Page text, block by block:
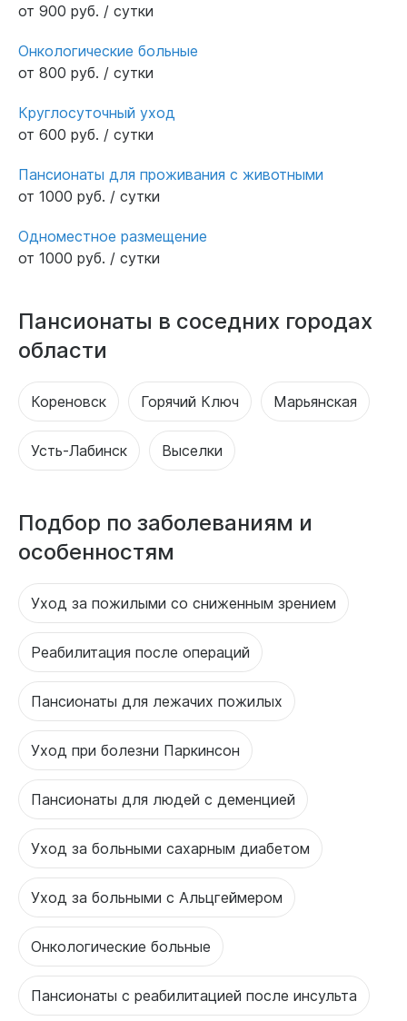
от 900 руб. / сутки
Онкологические больные
от 800 руб. / сутки
Круглосуточный уход
от 600 руб. / сутки
Пансионаты для проживания с животными
от 1000 руб. / сутки
Одноместное размещение
от 1000 руб. / сутки
Пансионаты в соседних городах
области
Кореновск Горячий Ключ Марьянская
Усть-Лабинск Выселки
Подбор по заболеваниям и
особенностям
Уход за пожилыми со сниженным зрением
Реабилитация после операций
Пансионаты для лежачих пожилых
Уход при болезни Паркинсон
Пансионаты для людей с деменцией
Уход за больными сахарным диабетом
Уход за больными с Альцгеймером
Онкологические больные
Пансионаты с реабилитацией после инсульта